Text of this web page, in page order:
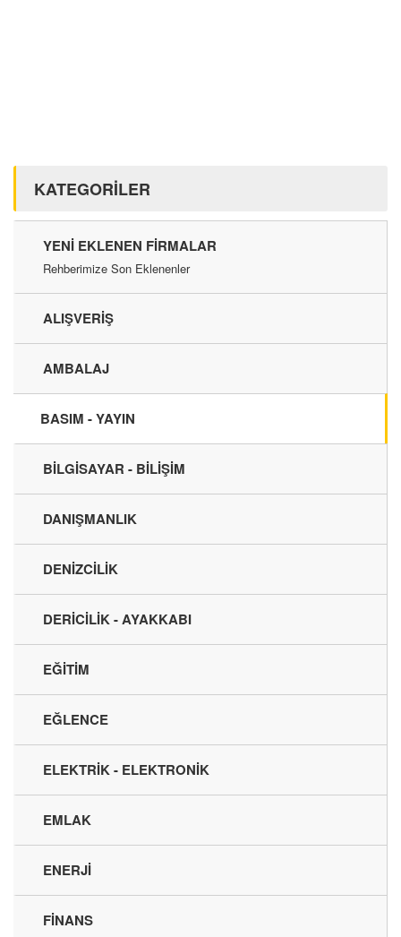
KATEGORİLER
YENI EKLENEN FIRMALAR
Rehberimize Son Eklenenler
ALIŞVERİŞ
AMBALAJ
BASIM - YAYIN
BİLGİSAYAR - BİLİŞİM
DANIŞMANLIK
DENİZCİLİK
DERİCİLİK - AYAKKABI
EĞİTİM
EĞLENCE
ELEKTRİK - ELEKTRONİK
EMLAK
ENERJİ
FİNANS